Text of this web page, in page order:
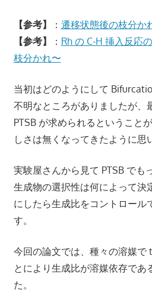
【参考】 ： 遷移状態後の枝分か
【参考】
： Rh の C-H 挿入反応
枝分かれ〜
当初はどのようにして
不明なところがありましたが、
PTSB が求められるということ
しさは無くなってきたように思
実験屋さんから見て PTSB でも
生成物の選択性は何によって決
にしたら生成比をコントロール
す。
今回の論文では、種々の溶媒で
とにより生成比が溶媒依存であ
た。